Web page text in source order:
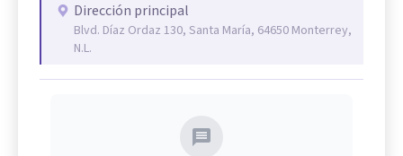
Dirección principal
Blvd. Díaz Ordaz 130, Santa María, 64650 Monterrey,
N.L.